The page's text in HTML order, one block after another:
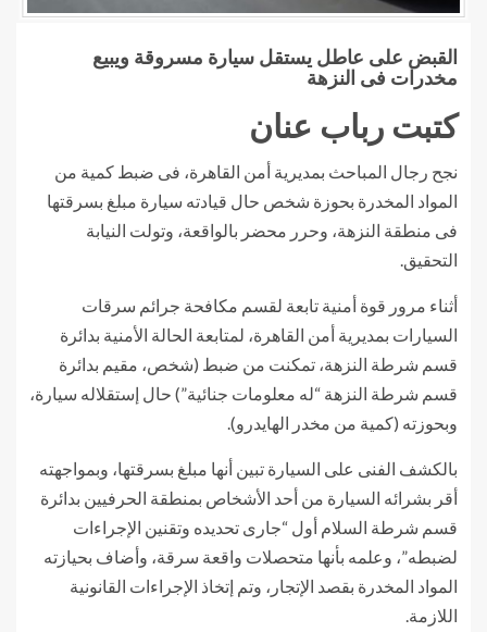
القبض على عاطل يستقل سيارة مسروقة ويبيع
مخدرات فى النزهة
كتبت رباب عنان
نجح رجال المباحث بمديرية أمن القاهرة، فى ضبط كمية من
المواد المخدرة بحوزة شخص حال قيادته سيارة مبلغ بسرقتها
فى منطقة النزهة، وحرر محضر بالواقعة، وتولت النيابة
التحقيق.
أثناء مرور قوة أمنية تابعة لقسم مكافحة جرائم سرقات
السيارات بمديرية أمن القاهرة، لمتابعة الحالة الأمنية بدائرة
قسم شرطة النزهة، تمكنت من ضبط (شخص، مقيم بدائرة
قسم شرطة النزهة “له معلومات جنائية”) حال إستقلاله سيارة،
وبحوزته (كمية من مخدر الهايدرو).
بالكشف الفنى على السيارة تبين أنها مبلغ بسرقتها، وبمواجهته
أقر بشرائه السيارة من أحد الأشخاص بمنطقة الحرفيين بدائرة
قسم شرطة السلام أول “جارى تحديده وتقنين الإجراءات
لضبطه”، وعلمه بأنها متحصلات واقعة سرقة، وأضاف بحيازته
المواد المخدرة بقصد الإتجار، وتم إتخاذ الإجراءات القانونية
اللازمة.